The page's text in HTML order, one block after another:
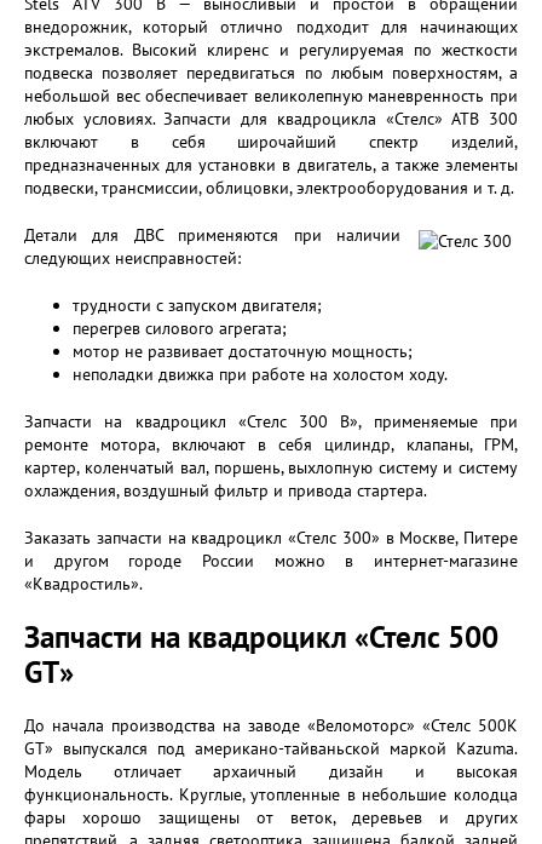
внедорожник, который отлично подходит для начинающих
экстремалов. Высокий клиренс и регулируемая по жесткости
подвеска позволяет передвигаться по любым поверхностям, а
небольшой вес обеспечивает великолепную маневренность при
любых условиях. Запчасти для квадроцикла «Стелс» АТВ 300
включают в себя широчайший спектр изделий,
предназначенных для установки в двигатель, а также элементы
подвески, трансмиссии, облицовки, электрооборудования и т. д.
Детали для ДВС применяются при наличии
следующих неисправностей:
трудности с запуском двигателя;
перегрев силового агрегата;
мотор не развивает достаточную мощность;
неполадки движка при работе на холостом ходу.
Запчасти на квадроцикл «Стелс 300 В», применяемые при
ремонте мотора, включают в себя цилиндр, клапаны, ГРМ,
картер, коленчатый вал, поршень, выхлопную систему и систему
охлаждения, воздушный фильтр и привода стартера.
Заказать запчасти на квадроцикл «Стелс 300» в Москве, Питере
и другом городе России можно в интернет-магазине
«Квадростиль».
Запчасти на квадроцикл «Стелс 500
GT»
До начала производства на заводе «Веломоторс» «Стелс 500К
GT» выпускался под американо-тайваньской маркой Kazuma.
Модель отличает архаичный дизайн и высокая
функциональность. Круглые, утопленные в небольшие колодца
фары хорошо защищены от веток, деревьев и других